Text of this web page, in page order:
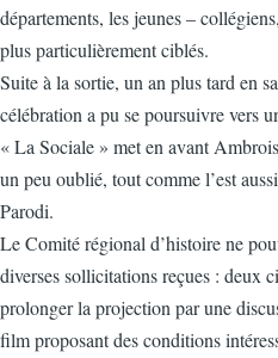
départements, les jeunes –
plus particulièrement ciblés.
Suite à la sortie, un an plus tard en
célébration a pu se poursuivre vers
« La Sociale » met en avant
un peu oublié, tout comme l’est
Parodi.
Le Comité régional d’histoire ne
diverses sollicitations reçues : deux
prolonger la projection par une
film proposant des conditions